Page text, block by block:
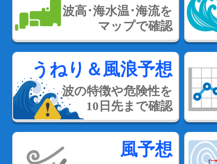
波高･海水温･海流を
マップで確認
うねり＆風浪予想
波の特徴や危険性を
10日先まで確認
風予想